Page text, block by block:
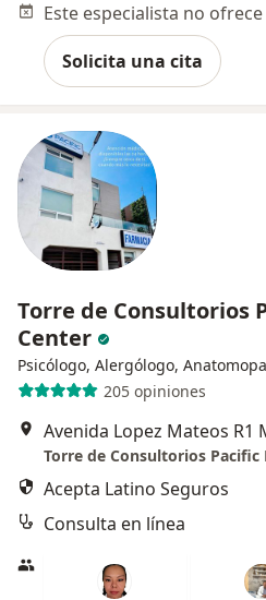
Solicita una cita
Torre de Consultorios
Center
Psicólogo, Alergólogo,
205 opiniones
Torre de Consultorios Pacific
Acepta Latino Seguros
Consulta en línea